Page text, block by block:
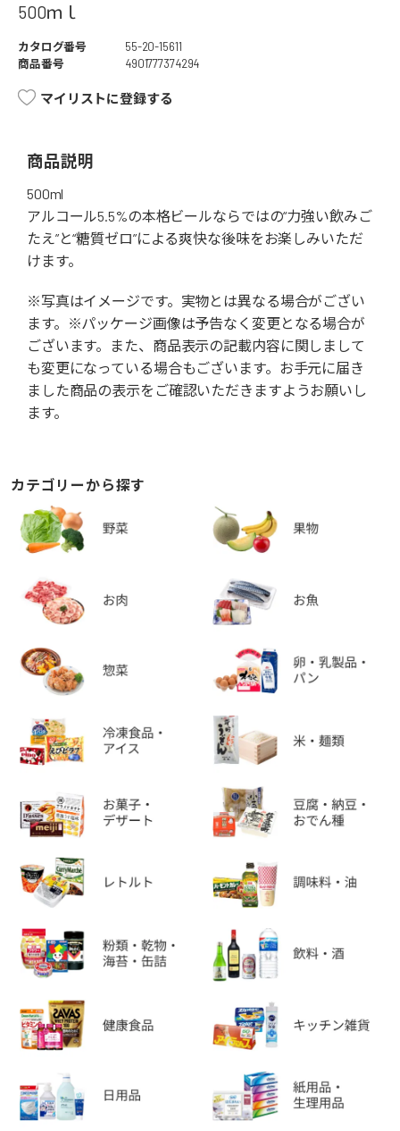
500ｍｌ
カタログ番号
55-20-15611
商品番号
4901777374294
マイリストに登録する
商品説明
500ml
アルコール5.5%の本格ビールならではの“力強い飲みご
たえ”と“糖質ゼロ”による爽快な後味をお楽しみいただ
けます。
※写真はイメージです。実物とは異なる場合がござい
ます。※パッケージ画像は予告なく変更となる場合が
ございます。また、商品表示の記載内容に関しまして
も変更になっている場合もございます。お手元に届き
ました商品の表示をご確認いただきますようお願いし
ます。
カテゴリーから探す